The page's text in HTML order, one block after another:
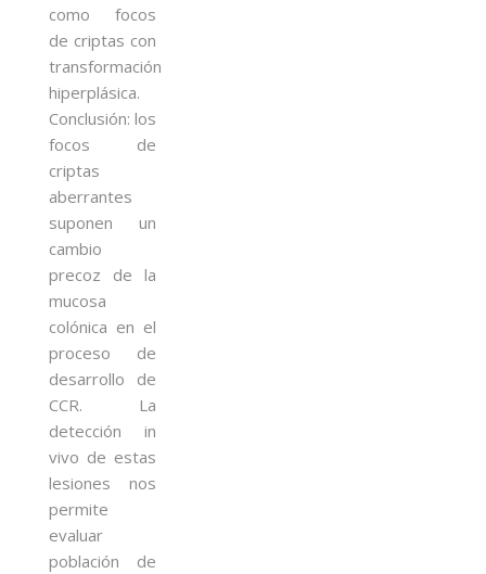
como focos
de criptas con
transformación
hiperplásica.
Conclusión: los
focos de
criptas
aberrantes
suponen un
cambio
precoz de la
mucosa
colónica en el
proceso de
desarrollo de
CCR. La
detección in
vivo de estas
lesiones nos
permite
evaluar
población de